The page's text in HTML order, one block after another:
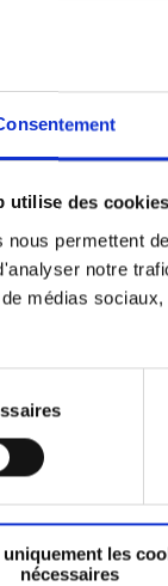
utilise des cookies
nous permettent
notre
médias
les
nécessaires
Page 1 of 1